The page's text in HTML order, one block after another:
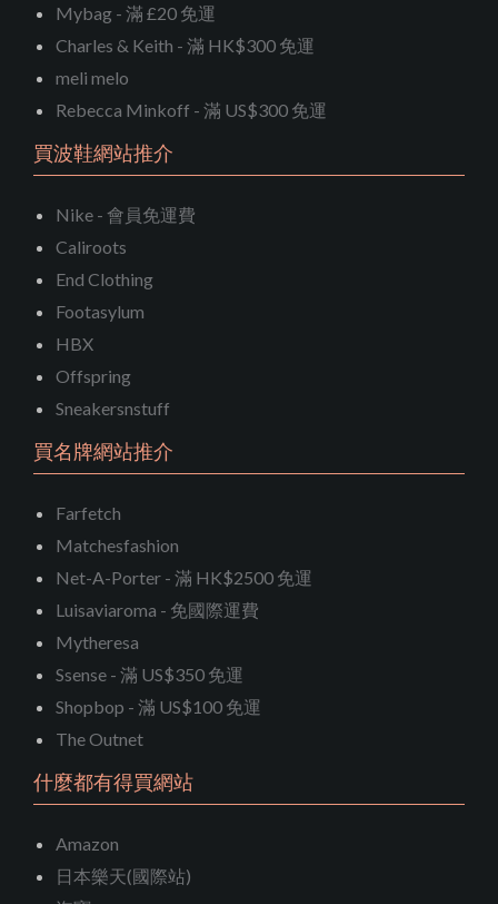
Mybag - 滿 £20 免運
Charles & Keith - 滿 HK$300 免運
meli melo
Rebecca Minkoff - 滿 US$300 免運
買波鞋網站推介
Nike - 會員免運費
Caliroots
End Clothing
Footasylum
HBX
Offspring
Sneakersnstuff
買名牌網站推介
Farfetch
Matchesfashion
Net-A-Porter - 滿 HK$2500 免運
Luisaviaroma - 免國際運費
Mytheresa
Ssense - 滿 US$350 免運
Shopbop - 滿 US$100 免運
The Outnet
什麼都有得買網站
Amazon
日本樂天(國際站)